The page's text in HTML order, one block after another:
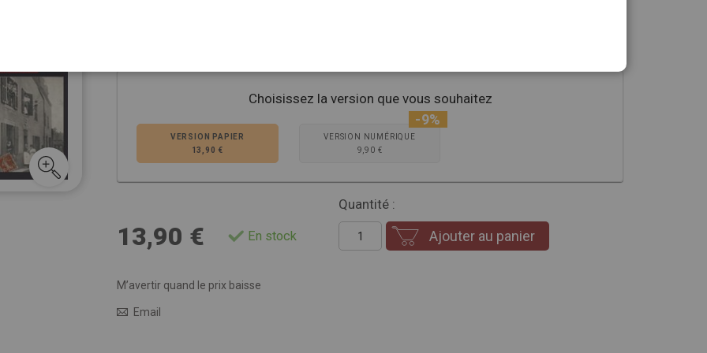
Choisissez la version que vous souhaitez
VERSION PAPIER
13,90 €
VERSION NUMÉRIQUE
9,90 €
-9%
13,90 € En stock
Quantité :
Ajouter au panier
M’avertir quand le prix baisse
Email